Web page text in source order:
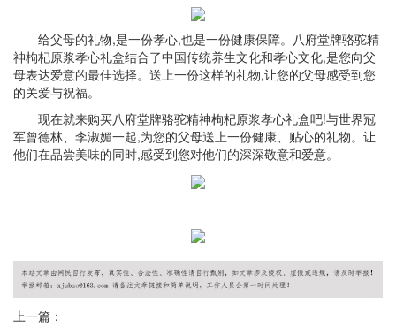
给父母的礼物,是一份孝心,也是一份健康保障。八府堂牌骆驼精
神枸杞原浆孝心礼盒结合了中国传统养生文化和孝心文化,是您向父
母表达爱意的最佳选择。送上一份这样的礼物,让您的父母感受到您
的关爱与祝福。
现在就来购买八府堂牌骆驼精神枸杞原浆孝心礼盒吧!与世界冠
军曾德林、李淑媚一起,为您的父母送上一份健康、贴心的礼物。让
他们在品尝美味的同时,感受到您对他们的深深敬意和爱意。
上一篇：